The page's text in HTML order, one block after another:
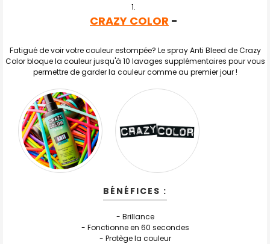
J'AJOUTE
LA
SÉLECTION
AU PANIER
CRAZY COLOR -
Fatigué de voir votre couleur estompée? Le spray Anti Bleed de Crazy
Color bloque la couleur jusqu'à 10 lavages supplémentaires pour vous
permettre de garder la couleur comme au premier jour !
BÉNÉFICES :
- Brillance
- Fonctionne en 60 secondes
- Protège la couleur